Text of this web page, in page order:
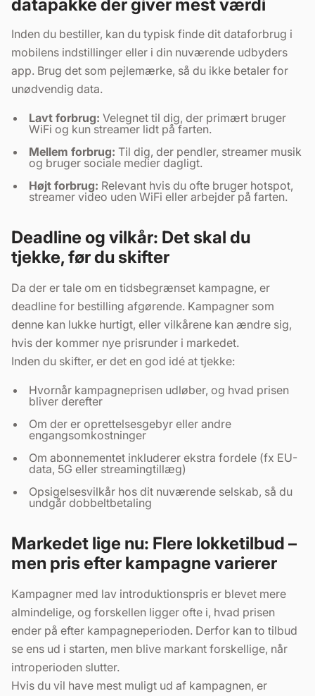
datapakke der giver mest værdi
Inden du bestiller, kan du typisk finde dit dataforbrug i
mobilens indstillinger eller i din nuværende udbyders
app. Brug det som pejlemærke, så du ikke betaler for
unødvendig data.
Lavt forbrug: Velegnet til dig, der primært bruger
WiFi og kun streamer lidt på farten.
Mellem forbrug: Til dig, der pendler, streamer musik
og bruger sociale medier dagligt.
Højt forbrug: Relevant hvis du ofte bruger hotspot,
streamer video uden WiFi eller arbejder på farten.
Deadline og vilkår: Det skal du
tjekke, før du skifter
Da der er tale om en tidsbegrænset kampagne, er
deadline for bestilling afgørende. Kampagner som
denne kan lukke hurtigt, eller vilkårene kan ændre sig,
hvis der kommer nye prisrunder i markedet.
Inden du skifter, er det en god idé at tjekke:
Hvornår kampagneprisen udløber, og hvad prisen
bliver derefter
Om der er oprettelsesgebyr eller andre
engangsomkostninger
Om abonnementet inkluderer ekstra fordele (fx EU-
data, 5G eller streamingtillæg)
Opsigelsesvilkår hos dit nuværende selskab, så du
undgår dobbeltbetaling
Markedet lige nu: Flere lokketilbud –
men pris efter kampagne varierer
Kampagner med lav introduktionspris er blevet mere
almindelige, og forskellen ligger ofte i, hvad prisen
ender på efter kampagneperioden. Derfor kan to tilbud
se ens ud i starten, men blive markant forskellige, når
introperioden slutter.
Hvis du vil have mest muligt ud af kampagnen, er